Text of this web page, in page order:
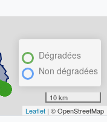
en2024
d'Ardèche
Fraser-
en
Fiche espèce
Dégradées
Non dégradées
10 km
Leaflet | © OpenStreetMap